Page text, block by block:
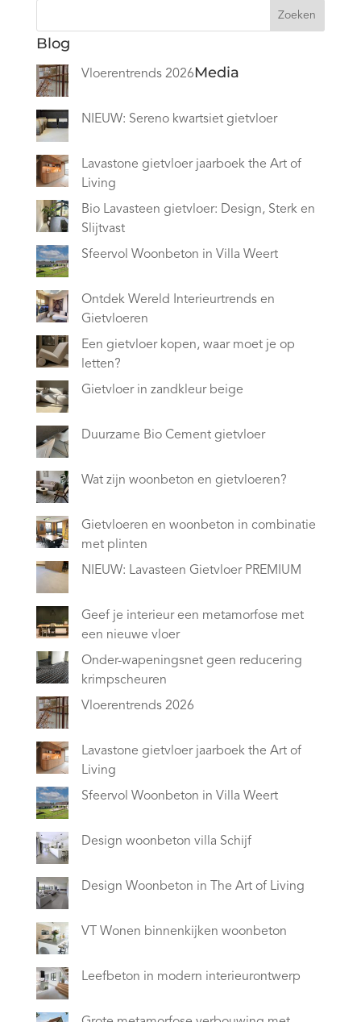
Zoeken
Blog
Vloerentrends 2026
NIEUW: Sereno kwartsiet gietvloer
Lavastone gietvloer jaarboek the Art of
Living
Bio Lavasteen gietvloer: Design, Sterk en
Slijtvast
Sfeervol Woonbeton in Villa Weert
Ontdek Wereld Interieurtrends en
Gietvloeren
Een gietvloer kopen, waar moet je op
letten?
Gietvloer in zandkleur beige
Duurzame Bio Cement gietvloer
Wat zijn woonbeton en gietvloeren?
Gietvloeren en woonbeton in combinatie
met plinten
NIEUW: Lavasteen Gietvloer PREMIUM
Geef je interieur een metamorfose met
een nieuwe vloer
Onder-wapeningsnet geen reducering
krimpscheuren
Media
Vloerentrends 2026
Lavastone gietvloer jaarboek the Art of
Living
Sfeervol Woonbeton in Villa Weert
Design woonbeton villa Schijf
Design Woonbeton in The Art of Living
VT Wonen binnenkijken woonbeton
Leefbeton in modern interieurontwerp